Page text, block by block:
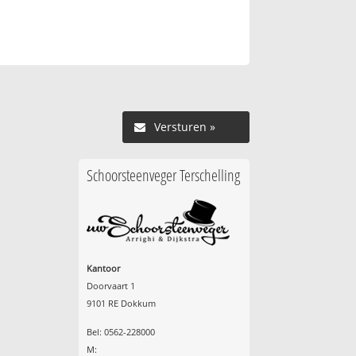
Versturen »
Schoorsteenveger Terschelling
Kantoor
Doorvaart 1
9101 RE Dokkum
Bel: 0562-228000
M: